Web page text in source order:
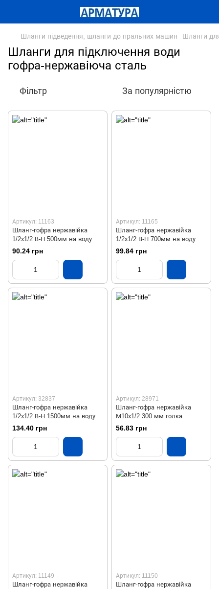
Шланги підведення, шланги до пральних машин Шланги
Шланги для підключення води
гофра-нержавіюча сталь
Фільтр За популярністю
Артикул: 11163
Шланг-гофра нержавійка
1/2х1/2 В-Н 500мм на воду
90.24 грн
Артикул: 11165
Шланг-гофра нержавійка
1/2х1/2 В-Н 700мм на воду
99.84 грн
Артикул: 32837
Шланг-гофра нержавійка
1/2х1/2 В-Н 1500мм на воду
134.40 грн
Артикул: 28971
Шланг-гофра нержавійка
М10х1/2 300 мм голка
56.83 грн
Артикул: 11149
Шланг-гофра нержавійка
Артикул: 11150
Шланг-гофра нержавійка